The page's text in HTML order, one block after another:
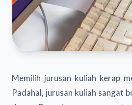
Memilih jurusan kuliah kerap
Padahal, jurusan kuliah sangat